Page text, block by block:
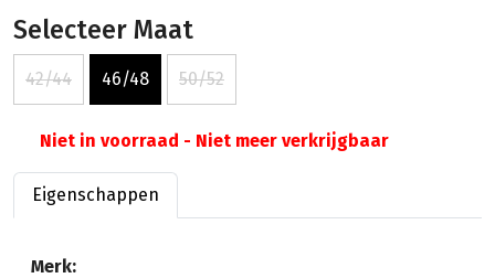
Selecteer Maat
42/44 46/48 50/52
Niet in voorraad - Niet meer verkrijgbaar
Eigenschappen
Merk: